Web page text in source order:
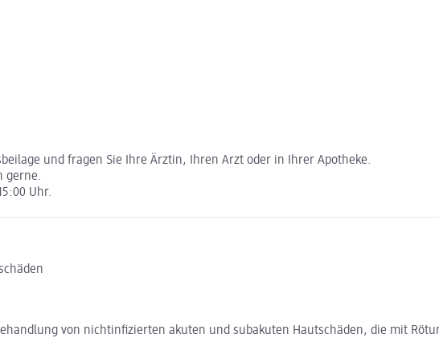
und fragen Sie Ihre Ärztin, Ihren Arzt oder in Ihrer Apotheke.
gerne.
Uhr.
von nichtinfizierten akuten und subakuten Hautschäden, die mit